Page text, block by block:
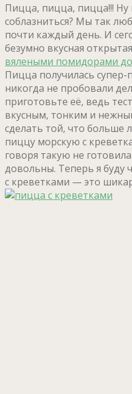
Пицца, пицца, пицца!!!
соблазниться? Мы так
почти каждый день. И
безумно вкусная
вялеными помидорами
Пицца получилась супер-
никогда не пробовали
приготовьте её, ведь
вкусным, тонким и
сделать той, что больше
пиццу морскую с
говоря такую не
довольны. Теперь я
с креветками — это